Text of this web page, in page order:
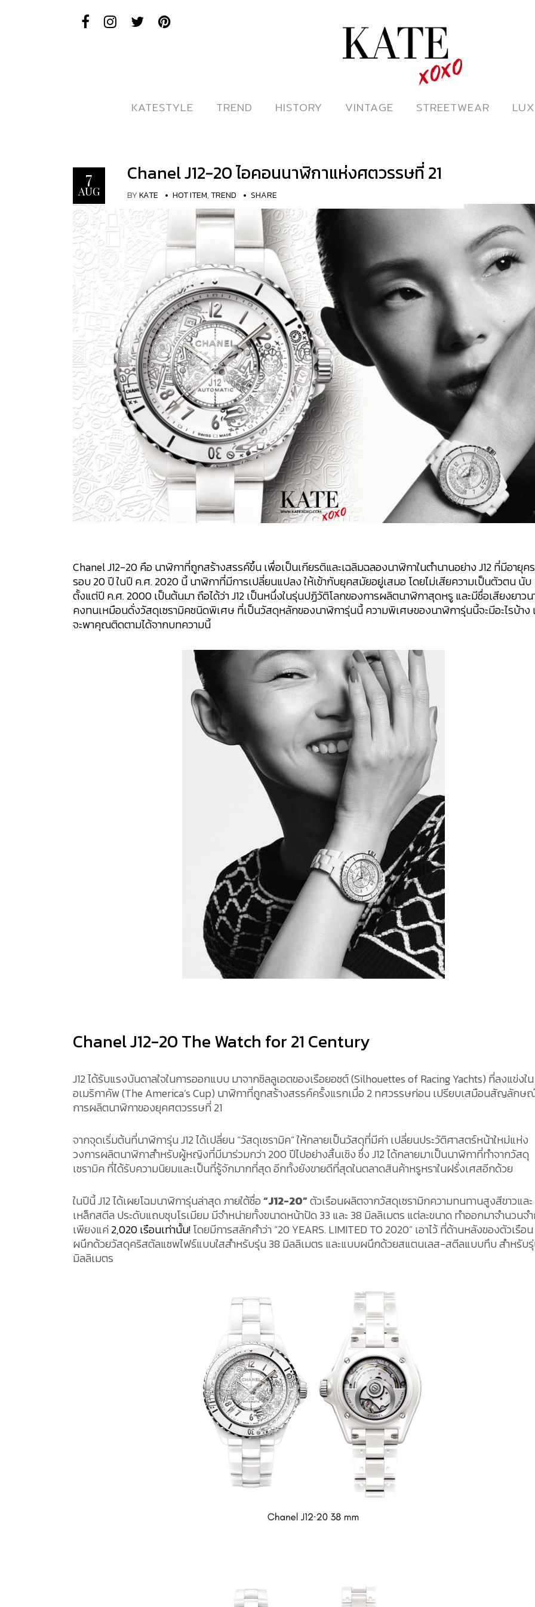
ดูหนังออนไลน์
KATESTYLE
KATESTYLE TREND
TREND HISTORY
HISTORY VINTAGE
VINTAGE STREETWEAR
STREETWEAR
7
AUG
Chanel J12-20 ไอคอนนาฬิกาแห่งศตวรรษที่ 21
BYKATE HOT ITEM,TREND SHARE
Chanel J12-20 คือ นาฬิกาที่ถูกสร้างสรรค์ขึ้น เพื่อเป็นเกียรติและเฉลิมฉลองนาฬิกาในตำนานอย่าง J12 ที่มีอายุค
รอบ 20 ปี ในปี ค.ศ. 2020 นี้ นาฬิกาที่มีการเปลี่ยนแปลง ให้เข้ากับยุคสมัยอยู่เสมอ โดยไม่เสียความเป็นตัวตน นับ
ตั้งแต่ปี ค.ศ. 2000 เป็นต้นมา ถือได้ว่า J12 เป็นหนึ่งในรุ่นปฏิวัติโลกของการผลิตนาฬิกาสุดหรู และมีชื่อเสียงยาว
คงทนเหมือนดั่งวัสดุเซรามิคชนิดพิเศษ ที่เป็นวัสดุหลักของนาฬิการุ่นนี้ ความพิเศษของนาฬิการุ่นนี้จะมีอะไรบ้าง
จะพาคุณติดตามได้จากบทความนี้
Chanel J12-20The Watch for 21 Century
J12 ได้รับแรงบันดาลใจในการออกแบบ มาจากซิลลูเอตของเรือยอชต์ (Silhouettes of Racing Yachts) ที่ลงแข่งใ
อเมริกาคัพ (The America’s Cup) นาฬิกาที่ถูกสร้างสรรค์ครั้งแรกเมื่อ 2 ทศวรรษก่อน เปรียบเสมือนสัญลักษ
การผลิตนาฬิกาของยุคศตวรรษที่ 21
จากจุดเริ่มต้นที่นาฬิการุ่น J12 ได้เปลี่ยน “วัสดุเซรามิค” ให้กลายเป็นวัสดุที่มีค่า เปลี่ยนประวัติศาสตร์หน้าใหม่แห่ง
วงการผลิตนาฬิกาสำหรับผู้หญิงที่มีมาร่วมกว่า 200 ปีไปอย่างสิ้นเชิง ซึ่ง J12 ได้กลายมาเป็นนาฬิกาที่ทำจากวัสดุ
เซรามิค ที่ได้รับความนิยมและเป็นที่รู้จักมากที่สุด อีกทั้งยังขายดีที่สุดในตลาดสินค้าหรูหราในฝรั่งเศสอีกด้วย
ในปีนี้ J12 ได้เผยโฉมนาฬิการุ่นล่าสุด ภายใต้ชื่อ“J12-20”ตัวเรือนผลิตจากวัสดุเซรามิกความทนทานสูงสีขาวและ
เหล็กสตีล ประดับแถบชุบโรเมียม มีจำหน่ายทั้งขนาดหน้าปัด 33 และ 38 มิลลิเมตร แต่ละขนาด ทำออกมาจำนวนจ
เพียงแค่2,020 เรือนเท่านั้น!โดยมีการสลักคำว่า “20 YEARS. LIMITED TO 2020” เอาไว้ ที่ด้านหลังของตัวเรือ
ผนึกด้วยวัสดุคริสตัลแซพไฟร์แบบใสสำหรับรุ่น 38 มิลลิเมตร และแบบผนึกด้วยสแตนเลส-สตีลแบบทึบ สำหรับ
มิลลิเมตร